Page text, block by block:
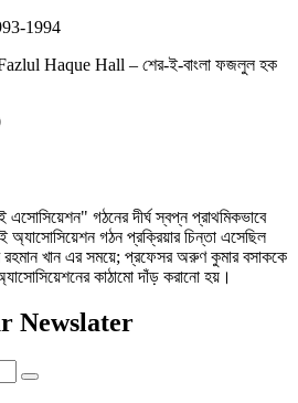
1994
Haque Hall – শের-ই-বাংলা ফজলুল হক
এসোসিয়েশন" গঠনের দীর্ঘ স্বপ্ন প্রাথমিকভাবে
গঠন প্রক্রিয়ার চিন্তা এসেছিল
রহমান খান এর সময়ে; প্রফেসর অরুণ কুমার বসাককে
কাঠামো দাঁড় করানো হয়।
Newslater